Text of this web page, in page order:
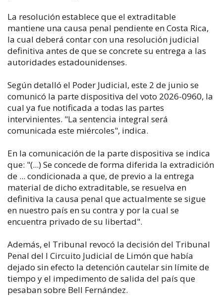
La resolución establece que el extraditable
mantiene una causa penal pendiente en Costa Rica,
la cual deberá contar con una resolución judicial
definitiva antes de que se concrete su entrega a las
autoridades estadounidenses.
Según detalló el Poder Judicial, este 2 de junio se
comunicó la parte dispositiva del voto 2026-0960, la
cual ya fue notificada a todas las partes
intervinientes. "La sentencia integral será
comunicada este miércoles", indica.
En la comunicación de la parte dispositiva se indica
que: "(...) Se concede de forma diferida la extradición
de ... condicionada a que, de previo a la entrega
material de dicho extraditable, se resuelva en
definitiva la causa penal que actualmente se sigue
en nuestro país en su contra y por la cual se
encuentra privado de su libertad".
Además, el Tribunal revocó la decisión del Tribunal
Penal del I Circuito Judicial de Limón que había
dejado sin efecto la detención cautelar sin límite de
tiempo y el impedimento de salida del país que
pesaban sobre Bell Fernández.